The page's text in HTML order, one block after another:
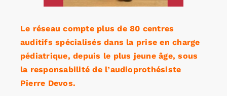
Le réseau compte plus de 80 centres
auditifs spécialisés dans la prise en charge
pédiatrique, depuis le plus jeune âge, sous
la responsabilité de l’audioprothésiste
Pierre Devos.